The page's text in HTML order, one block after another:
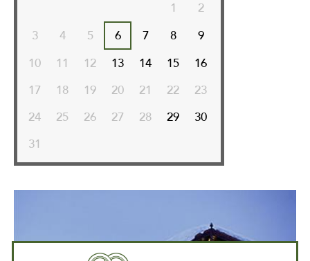
1
2
3
4 5 6 7 8
9
10
11 12 13 14 15
16
17
18 19 20 21 22
23
24
25 26 27 28 29
30
31